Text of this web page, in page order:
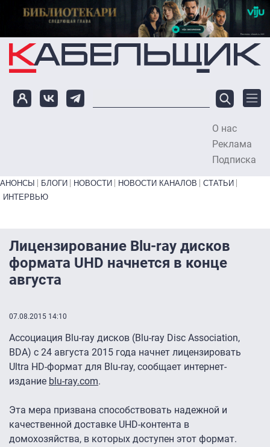
Перейти к основному содержанию
О нас
Реклама
Подписка
Primary links bottom
АНОНСЫ БЛОГИ НОВОСТИ НОВОСТИ КАНАЛОВ
СТАТЬИ
ИНТЕРВЬЮ
Лицензирование Blu-ray дисков
формата UHD начнется в конце
августа
07.08.2015 14:10
Ассоциация Blu-ray дисков (Blu-ray Disc Association,
BDA) с 24 августа 2015 года начнет лицензировать
Ultra HD-формат для Blu-ray, сообщает интернет-
издание blu-ray.com.
Эта мера призвана способствовать надежной и
качественной доставке UHD-контента в
домохозяйства, в которых доступен этот формат.